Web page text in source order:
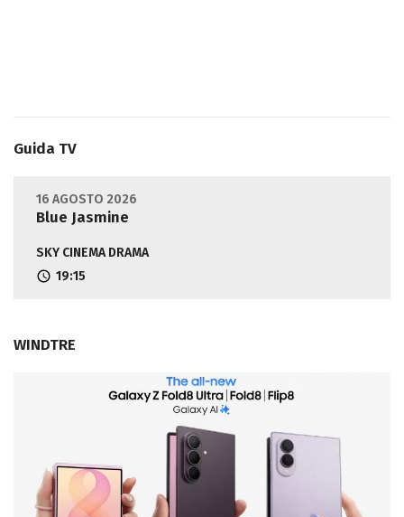
Guida TV
16 AGOSTO 2026
Blue Jasmine
SKY CINEMA DRAMA
19:15
WINDTRE